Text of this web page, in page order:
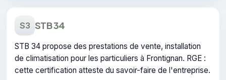
S3 STB 34
STB 34 propose des prestations de vente, installation
de climatisation pour les particuliers à Frontignan. RGE :
cette certification atteste du savoir-faire de l'entreprise.